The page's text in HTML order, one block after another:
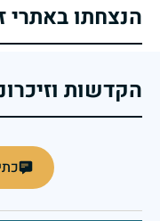
הנצחתו באתרי
הקדשות